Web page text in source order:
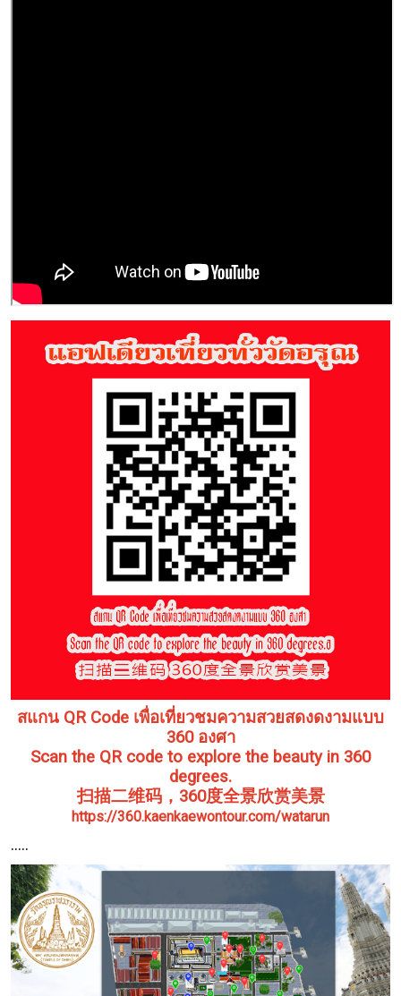
สแกน QR Code เพื่อเที่ยวชมความสวยสดงดงามแบบ
360 องศา
Scan the QR code to explore the beauty in 360
degrees.
扫描二维码，360度全景欣赏美景
https://360.kaenkaewontour.com/watarun
.....